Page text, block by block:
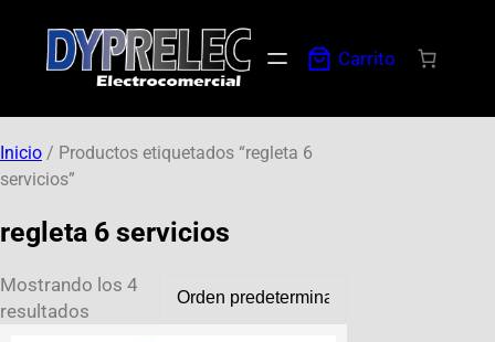
Carrito
Inicio / Productos etiquetados “regleta 6
servicios”
regleta 6 servicios
Mostrando los 4
resultados